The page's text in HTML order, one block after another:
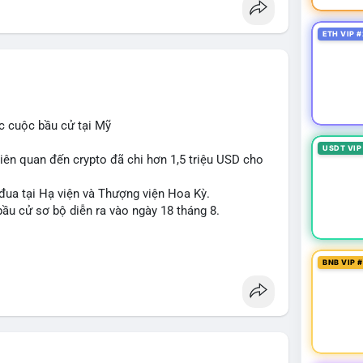
cuộc bầu cử tại Mỹ
quan đến crypto đã chi hơn 1,5 triệu USD cho
tại Hạ viện và Thượng viện Hoa Kỳ.
cử sơ bộ diễn ra vào ngày 18 tháng 8.
ETH VIP
USDT
BNB VIP